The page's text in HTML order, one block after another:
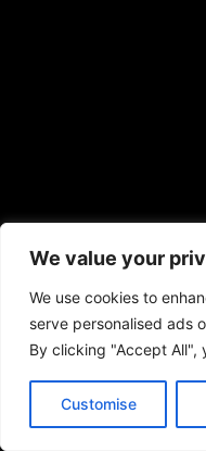
We value your
We use cookies to
serve personalised ads
By clicking "Accept All",
Customise